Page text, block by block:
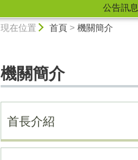
公告訊息
現在位置 首頁> 機關簡介
機關簡介
首長介紹